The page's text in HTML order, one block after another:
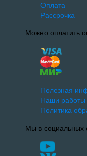
Оплата
Рассрочка
Можно оплатить
Полезная
Наши работы
Политика
Мы в социальных